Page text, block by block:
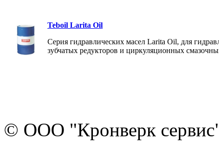
Teboil Larita Oil
Серия гидравлических масел Larita Oil, для
зубчатых редукторов и циркуляционных
© ООО "Кронверк